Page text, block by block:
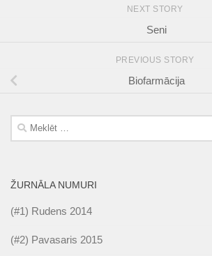
NEXT STORY
Seni
PREVIOUS STORY
Biofarmācija
Meklēt:
ŽURNĀLA NUMURI
(#1) Rudens 2014
(#2) Pavasaris 2015